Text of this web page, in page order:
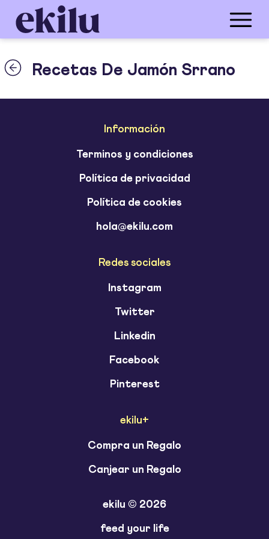
Recetas De Jamón Srrano
Información
Terminos y condiciones
Política de privacidad
Política de cookies
hola@ekilu.com
Redes sociales
Instagram
Twitter
Linkedin
Facebook
Pinterest
ekilu+
Compra un Regalo
Canjear un Regalo
ekilu © 2026
feed your life